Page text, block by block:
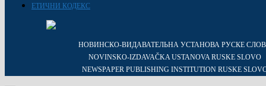
ЕТИЧНИ КОДЕКС
НОВИНСКО-ВИДАВАТЕЛЬНА УСТАНОВА РУСКЕ
NOVINSKO-IZDAVAČKA USTANOVA RUSKE SLOVO
NEWSPAPER PUBLISHING INSTITUTION RUSKE